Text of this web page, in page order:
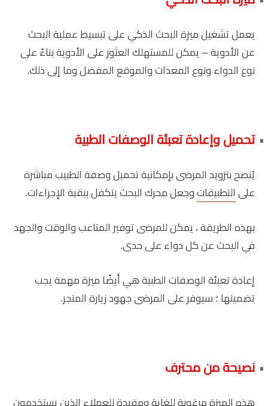
يعمل تشغيل ميزة البحث الذكي على تبسيط عملية البحث
عن الأدوية – يمكن للمستهلك العثور على الأدوية بناءً على
نوع الدواء ونوع المعدات والموقع المفضل وما إلى ذلك.
تحميل وإعادة تعبئة الوصفات الطبية
يُنصح بتزويد المرضى بإمكانية تحميل وصفة الطبيب مباشرة
علىالتطبيقاتوجعل محرك البحث يتكفل ببقية الإجراءات.
بهذه الطريقة ، يمكن للمرضى توفير المتاعب والوقت والجهد
في البحث عن كل دواء على حدى.
إعادة تعبئة الوصفات الطبية هي أيضًا ميزة مهمة يجب
تضمينها ؛ سيوفر على المرضى جهود زيارة المتجر.
نصيحة من محترف